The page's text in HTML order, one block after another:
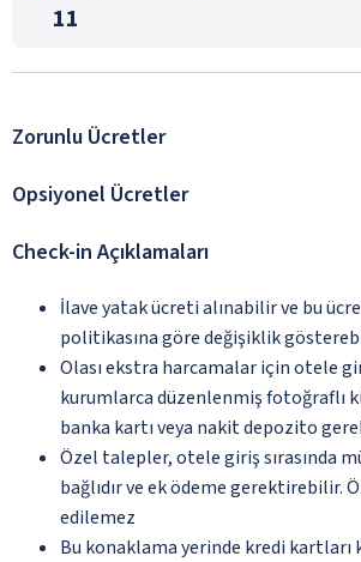
11
Zorunlu Ücretler
Opsiyonel Ücretler
Check-in Açıklamaları
İlave yatak ücreti alınabilir ve bu
politikasına göre değişiklik
Olası ekstra harcamalar için otele
kurumlarca düzenlenmiş fotoğraflı
banka kartı veya nakit depozito
Özel talepler, otele giriş sırasında
bağlıdır ve ek ödeme gerektirebilir.
edilemez
Bu konaklama yerinde kredi